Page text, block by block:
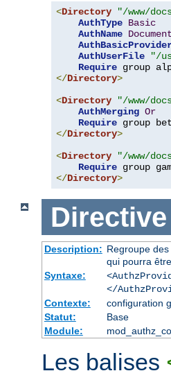
<Directory "/www/
AuthType Basic
AuthName
AuthUserFile
"/
Require
</Directory>
<Directory "/www/
AuthMerging Or
Require
</Directory>
<Directory "/www/
Require
</Directory>
Directive
Description: Regroupe
qui pourra
Syntaxe:
</
Contexte:
configuration
Statut:
Base
Module:
Les balises